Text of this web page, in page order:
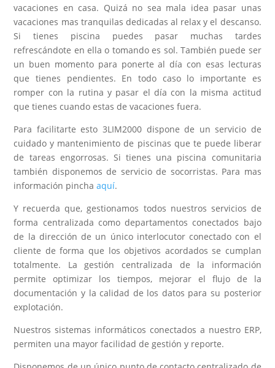
vacaciones en casa. Quizá no sea mala idea pasar unas
vacaciones mas tranquilas dedicadas al relax y el descanso.
Si tienes piscina puedes pasar muchas tardes
refrescándote en ella o tomando es sol. También puede ser
un buen momento para ponerte al día con esas lecturas
que tienes pendientes. En todo caso lo importante es
romper con la rutina y pasar el día con la misma actitud
que tienes cuando estas de vacaciones fuera.
Para facilitarte esto 3LIM2000 dispone de un servicio de
cuidado y mantenimiento de piscinas que te puede liberar
de tareas engorrosas. Si tienes una piscina comunitaria
también disponemos de servicio de socorristas. Para mas
información pinchaaquí.
Y recuerda que, gestionamos todos nuestros servicios de
forma centralizada como departamentos conectados bajo
de la dirección de un único interlocutor conectado con el
cliente de forma que los objetivos acordados se cumplan
totalmente. La gestión centralizada de la información
permite optimizar los tiempos, mejorar el flujo de la
documentación y la calidad de los datos para su posterior
explotación.
Nuestros sistemas informáticos conectados a nuestro ERP,
permiten una mayor facilidad de gestión y reporte.